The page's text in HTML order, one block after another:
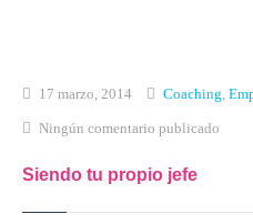
Qué es Crea-t
El Modelo Crea-t
Servicios
17 marzo, 2014 Coaching
Ningún comentario publicado
Siendo tu propio jefe